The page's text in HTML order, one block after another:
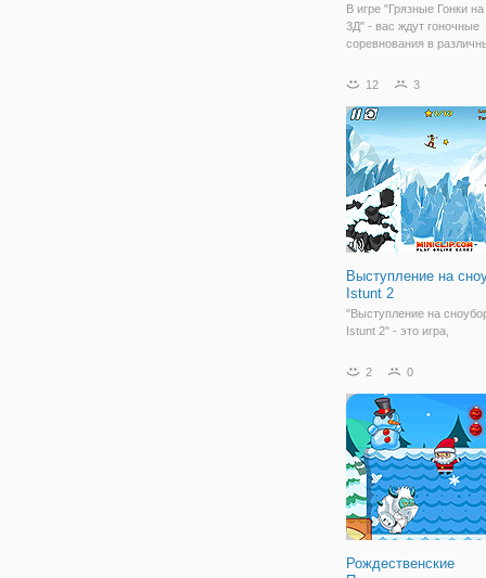
В игре "Грязные Гонки
3Д" - вас ждут гоночные
соревнования в
зеленое поле, пустыня и
реалистичной графикой!
игре 3 игровых
12 3
Выступление на
Istunt 2
"Выступление на
Istunt 2" - это игра,
аркаду. Как и все игры
интенсивным игровым
Игра прекрасно
кто никак
2 0
Рождественские